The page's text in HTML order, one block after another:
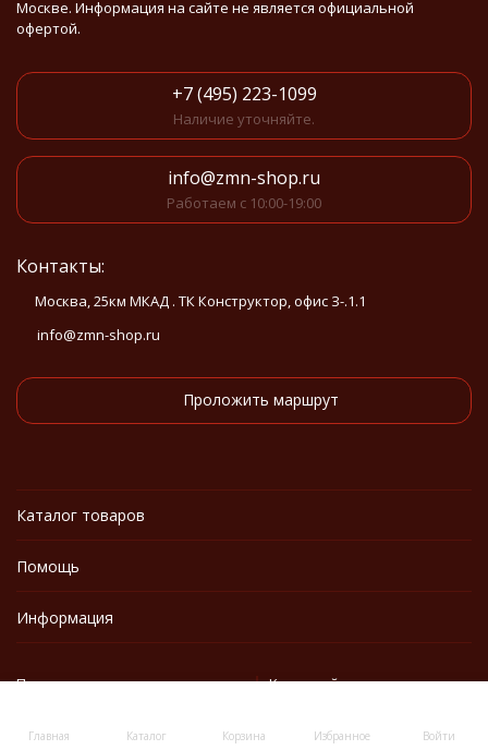
Главная Каталог Корзина Избранное Войти
Москве. Информация на сайте не является официальной
офертой.
+7 (495) 223-1099
Наличие уточняйте.
info@zmn-shop.ru
Работаем с 10:00-19:00
Контакты:
Москва, 25км МКАД . ТК Конструктор, офис З-.1.1
info@zmn-shop.ru
Проложить маршрут
Каталог товаров
Помощь
Информация
Политика персональных данных Карта сайта